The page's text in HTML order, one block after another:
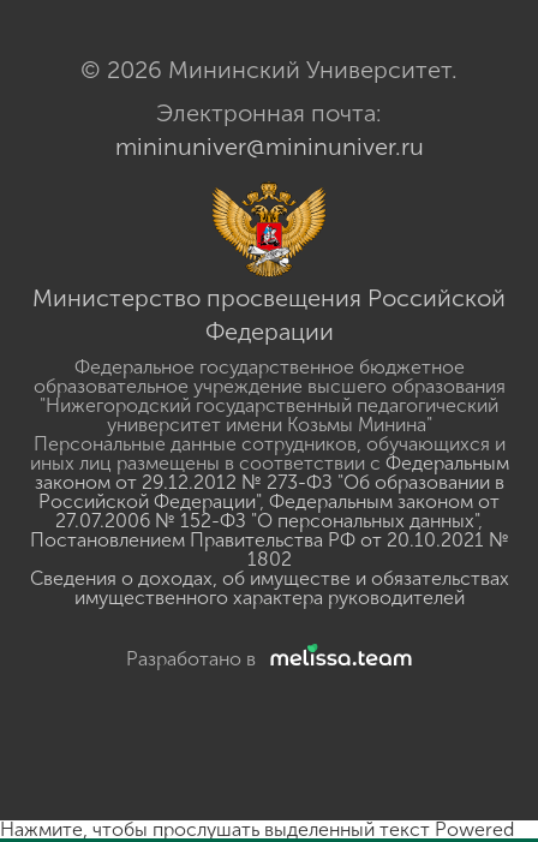
© 2026 Мининский Университет.
Электронная почта:
mininuniver@mininuniver.ru
Министерство просвещения Российской
Федерации
Федеральное государственное бюджетное
образовательное учреждение высшего образования
"Нижегородский государственный педагогический
университет имени Козьмы Минина"
Персональные данные сотрудников, обучающихся и
иных лиц размещены в соответствии с Федеральным
законом от 29.12.2012 № 273-ФЗ "Об образовании в
Российской Федерации", Федеральным законом от
27.07.2006 № 152-ФЗ "О персональных данных",
Постановлением Правительства РФ от 20.10.2021 №
1802
Сведения о доходах, об имуществе и обязательствах
имущественного характера руководителей
Разработано в
Нажмите, чтобы прослушать выделенный текст Powered